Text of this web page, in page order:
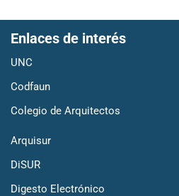
Enlaces de interés
UNC
Codfaun
Colegio de Arquitectos
Arquisur
DiSUR
Digesto Electrónico